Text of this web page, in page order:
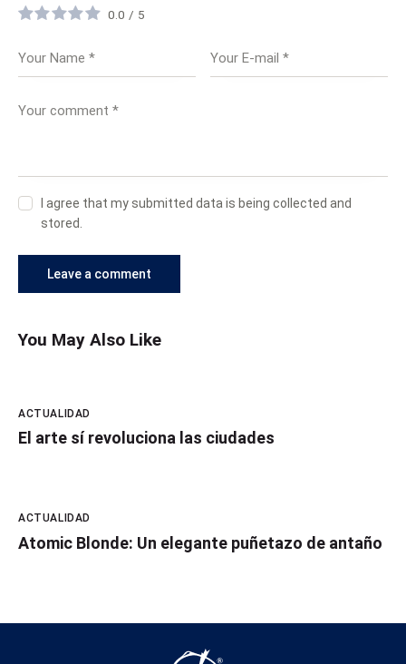
0.0 / 5
I agree that my submitted data is being collected and
stored.
You May Also Like
ACTUALIDAD
El arte sí revoluciona las ciudades
ACTUALIDAD
Atomic Blonde: Un elegante puñetazo de antaño